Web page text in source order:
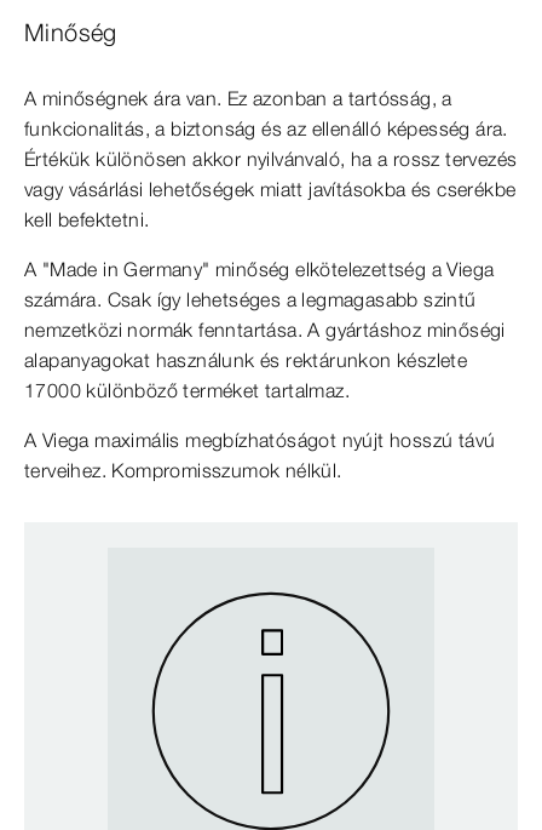
Minőség
A minőségnek ára van. Ez azonban a tartósság, a
funkcionalitás, a biztonság és az ellenálló képesség ára.
Értékük különösen akkor nyilvánvaló, ha a rossz tervezés
vagy vásárlási lehetőségek miatt javításokba és cserékbe
kell befektetni.
A "Made in Germany" minőség elkötelezettség a Viega
számára. Csak így lehetséges a legmagasabb szintű
nemzetközi normák fenntartása. A gyártáshoz minőségi
alapanyagokat használunk és rektárunkon készlete
17000 különböző terméket tartalmaz.
A Viega maximális megbízhatóságot nyújt hosszú távú
terveihez. Kompromisszumok nélkül.